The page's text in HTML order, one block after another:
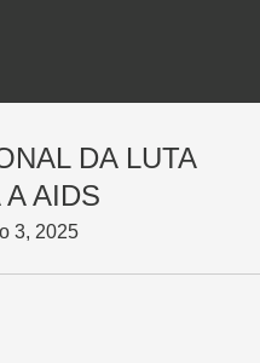
DA LUTA
AIDS
3, 2025